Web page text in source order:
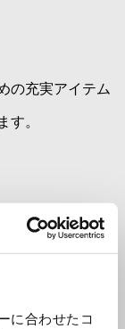
に合わせたコ
の充実アイテム
す。